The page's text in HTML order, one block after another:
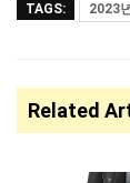
TAGS: 2023
Related